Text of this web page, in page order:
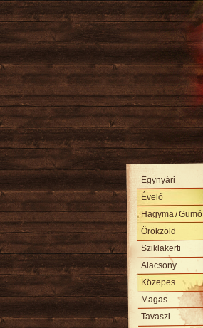
Egynyári
Évelő
Hagyma/ Gumó
Örökzöld
Sziklakerti
Alacsony
Közepes
Magas
Tavaszi